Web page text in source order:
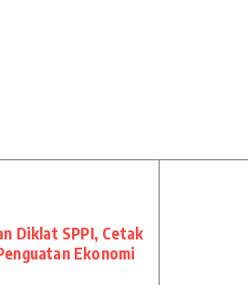
Diklat SPPI, Cetak
Ekonomi